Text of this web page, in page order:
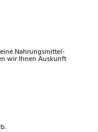
Nahrungsmittel-
wir Ihnen Auskunft